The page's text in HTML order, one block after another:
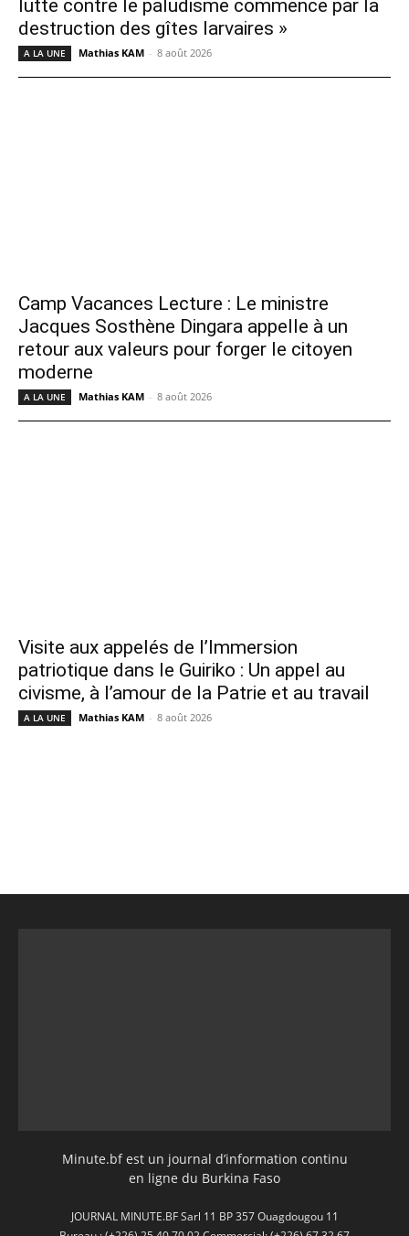
lutte contre le paludisme commence par la
destruction des gîtes larvaires »
A LA UNE Mathias KAM - 8 août 2026
Camp Vacances Lecture : Le ministre
Jacques Sosthène Dingara appelle à un
retour aux valeurs pour forger le citoyen
moderne
A LA UNE Mathias KAM - 8 août 2026
Visite aux appelés de l’Immersion
patriotique dans le Guiriko : Un appel au
civisme, à l’amour de la Patrie et au travail
A LA UNE Mathias KAM - 8 août 2026
Minute.bf est un journal d’information continu
en ligne du Burkina Faso
JOURNAL MINUTE.BF Sarl 11 BP 357 Ouagdougou 11